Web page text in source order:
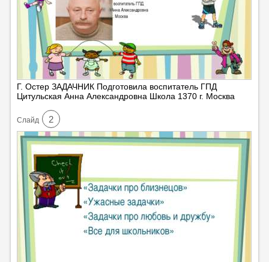
Г. Остер ЗАДАЧНИК Подготовила воспитатель ГПД
Цитульская Анна Александровна Школа 1370 г. Москва
Cлайд 2